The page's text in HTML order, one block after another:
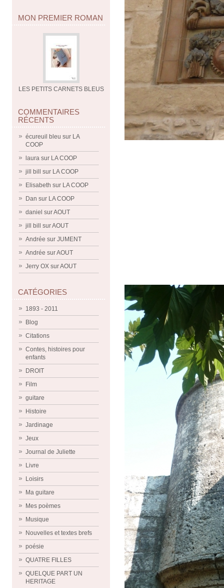
MON PREMIER ROMAN
LES PETITS CARNETS BLEUS
COMMENTAIRES
RÉCENTS
écureuil bleu sur LA
COOP
laura sur LA COOP
jill bill
sur LA COOP
Elisabeth sur LA COOP
Dan sur LA COOP
daniel surAOUT
jill bill
surAOUT
Andrée sur JUMENT
Andrée surAOUT
Jerry OX surAOUT
CATÉGORIES
1893 - 2011
Blog
Citations
Contes, histoires pour
enfants
DROIT
Film
guitare
Histoire
Jardinage
Jeux
Journal de Juliette
Livre
Loisirs
Ma guitare
Mes poèmes
Musique
Nouvelles et textes brefs
poésie
QUATRE FILLES
QUELQUE PART UN
HERITAGE